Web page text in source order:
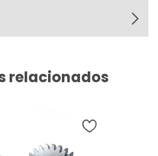
relacionados